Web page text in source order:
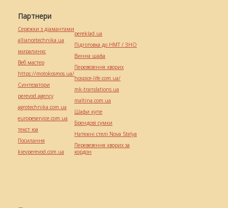
Партнери
Сережки з діамантами
alliancetechnika.ua
миралинкс
Веб мастер
https://motokosmos.ua/
Синтезатори
perevod.agency
agrotechnika.com.ua
europeservice.com.ua
текст юа
Посилання
kievperevod.com.ua
pereklad.ua
Підготовка до НМТ / ЗНО
Винна шафа
Перевезення хворих
hospice-life.com.ua/
mk-translations.ua
maltina.com.ua
Шафи купе
Брендові сумки
Натяжні стелі Nova Stelya
Перевезення хворих за
кордон